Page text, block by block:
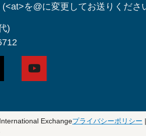
を@に変更してお送りくださ
)
Exchangeプライバシーポリシー |